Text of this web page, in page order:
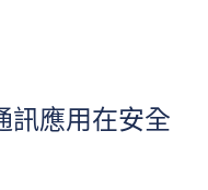
訊應用在安全